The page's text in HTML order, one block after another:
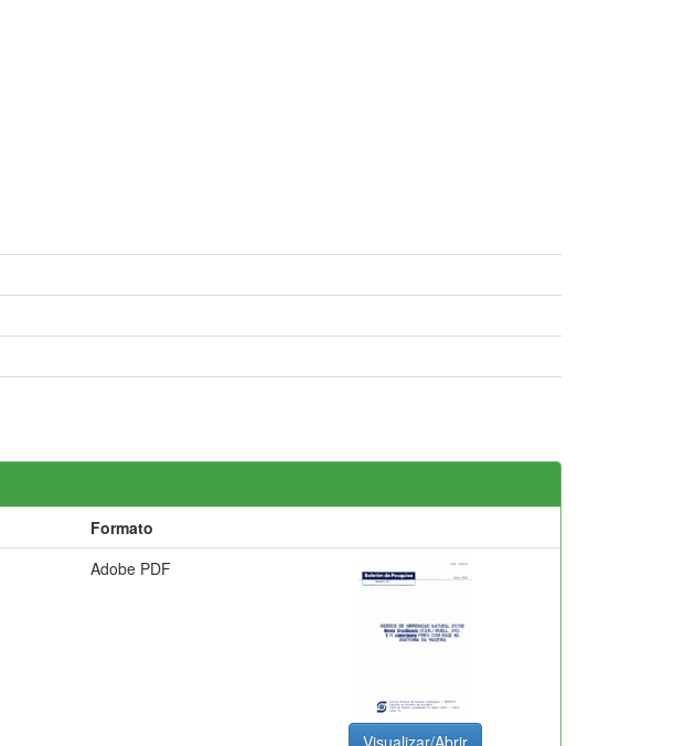
Formato
Adobe PDF
Visualizar/Abrir